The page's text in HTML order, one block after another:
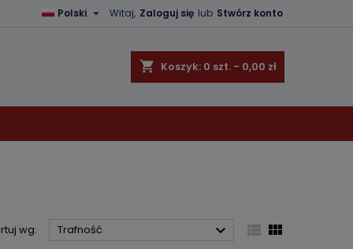
Witaj, Zaloguj się lub Stwórz konto
Polski 
shopping_cart Koszyk: 0 szt. - 0,00 zł
wg: Trafność   